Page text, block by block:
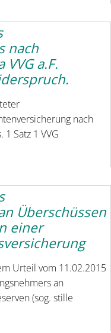
nach
a.F.
nach
Satz 1 VVG
Überschüssen
einer
Urteil vom 11.02.2015
an
(sog. stille